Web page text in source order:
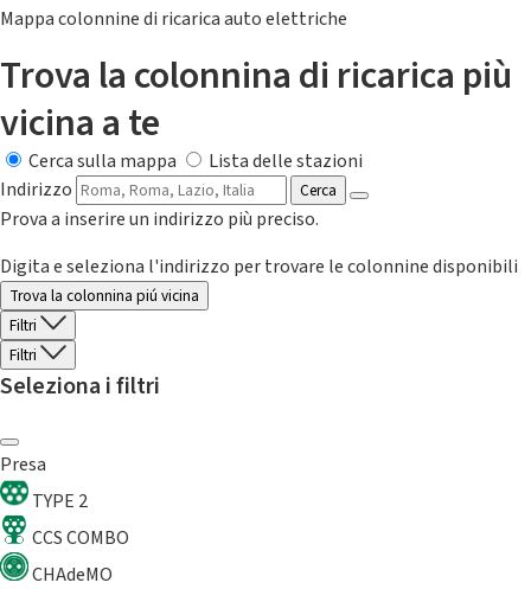
Mappa colonnine di ricarica auto elettriche
Trova la colonnina di ricarica più
vicina a te
Cerca sulla mappa
Lista delle stazioni
Indirizzo
Cerca
Prova a inserire un indirizzo più preciso.
Digita e seleziona l'indirizzo per trovare le colonnine disponibili
Trova la colonnina piú vicina
Filtri
Filtri
Seleziona i filtri
Presa
TYPE 2
CCS COMBO
CHAdeMO